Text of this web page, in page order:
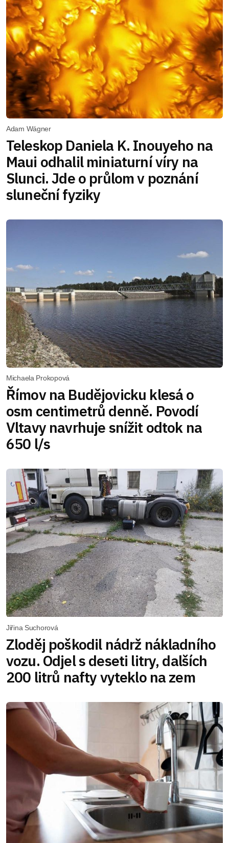
Adam Wágner
Teleskop Daniela K. Inouyeho na
Maui odhalil miniaturní víry na
Slunci. Jde o průlom v poznání
sluneční fyziky
Michaela Prokopová
Římov na Budějovicku klesá o
osm centimetrů denně. Povodí
Vltavy navrhuje snížit odtok na
650 l/s
Jiřina Suchorová
Zloděj poškodil nádrž nákladního
vozu. Odjel s deseti litry, dalších
200 litrů nafty vyteklo na zem